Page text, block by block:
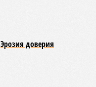
Эрозия доверия